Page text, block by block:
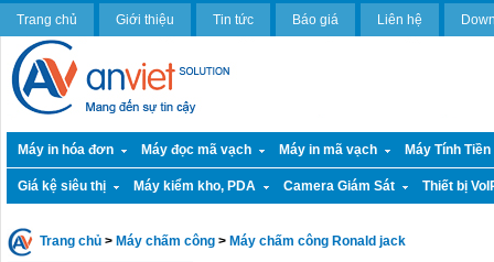
Trang chủ Giới thiệu Tin tức Báo giá Liên hệ
Máy in hóa đơn Máy đọc mã vạch Máy in mã vạch Máy Tính
Giá kệ siêu thị Máy kiểm kho, PDA Camera Giám Sát Thiết bị
Trang chủ > Máy chấm công > Máy chấm công Ronald jack